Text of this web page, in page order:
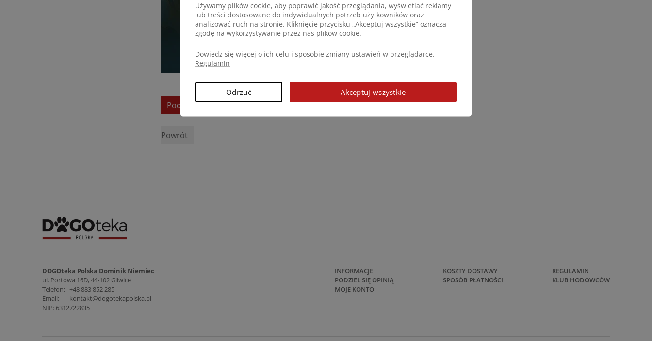
Podziel się opinią
Powrót
DOGOteka Polska Dominik Niemiec
ul. Portowa 16D, 44-102 Gliwice
Telefon: +48 883 852 285
Email:
kontakt@dogotekapolska.pl
NIP: 6312722835
INFORMACJE
PODZIEL SIĘ OPINIĄ
MOJE KONTO
KOSZTY DOSTAWY
SPOSÓB PŁATNOŚCI
REGULAMIN
KLUB HODOWCÓW
Używamy plików cookie, aby poprawić jakość przeglądania, wyświetlać reklamy
lub treści dostosowane do indywidualnych potrzeb użytkowników oraz
analizować ruch na stronie. Kliknięcie przycisku „Akceptuj wszystkie” oznacza
zgodę na wykorzystywanie przez nas plików cookie.
Dowiedz się więcej o ich celu i sposobie zmiany ustawień w przeglądarce.
Regulamin
Odrzuć Akceptuj wszystkie